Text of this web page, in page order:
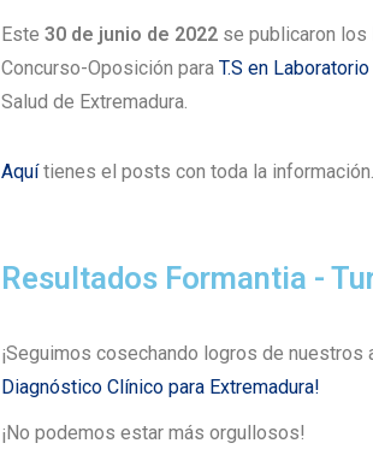
Este 30 de junio de 2022 se publicaron
Concurso-Oposición para T.S en
Salud de Extremadura.
Aquítienes el posts con toda la información.
Resultados Formantia -
¡Seguimos cosechando logros de nuestros
Diagnóstico Clínico para Extremadura!
¡No podemos estar más orgullosos!